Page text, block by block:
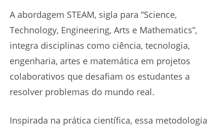
A abordagem STEAM, sigla para “Science,
Technology, Engineering, Arts e Mathematics”,
integra disciplinas como ciência, tecnologia,
engenharia, artes e matemática em projetos
colaborativos que desafiam os estudantes a
resolver problemas do mundo real.
Inspirada na prática científica, essa metodologia